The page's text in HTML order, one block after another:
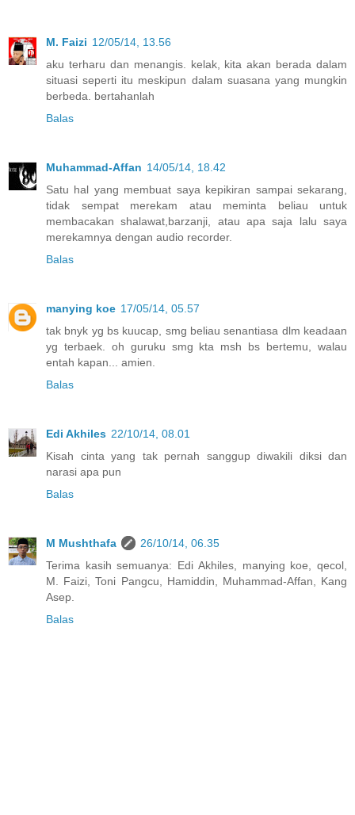
M. Faizi 12/05/14, 13.56
aku terharu dan menangis. kelak, kita akan berada dalam
situasi seperti itu meskipun dalam suasana yang mungkin
berbeda. bertahanlah
Balas
Muhammad-Affan 14/05/14, 18.42
Satu hal yang membuat saya kepikiran sampai sekarang,
tidak sempat merekam atau meminta beliau untuk
membacakan shalawat,barzanji, atau apa saja lalu saya
merekamnya dengan audio recorder.
Balas
manying koe 17/05/14, 05.57
tak bnyk yg bs kuucap, smg beliau senantiasa dlm keadaan
yg terbaek. oh guruku smg kta msh bs bertemu, walau
entah kapan... amien.
Balas
Edi Akhiles 22/10/14, 08.01
Kisah cinta yang tak pernah sanggup diwakili diksi dan
narasi apa pun
Balas
M Mushthafa
26/10/14, 06.35
Terima kasih semuanya: Edi Akhiles, manying koe, qecol,
M. Faizi, Toni Pangcu, Hamiddin, Muhammad-Affan, Kang
Asep.
Balas